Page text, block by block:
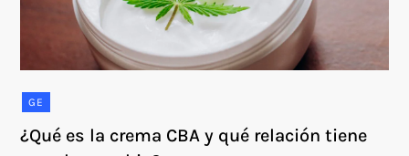
GE
¿Qué es la crema CBA y qué relación tiene